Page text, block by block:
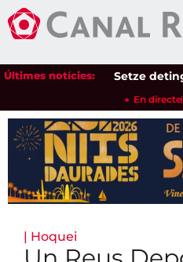
Últimes notícies:Setze
En directe
| Hoquei